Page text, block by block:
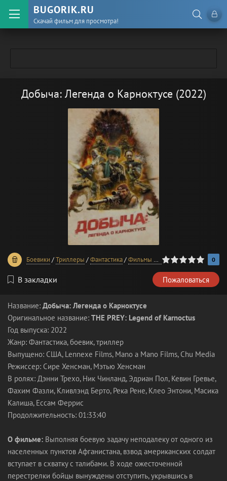
BUGORIK.RU
Скачай фильм для просмотра!
Добыча: Легенда о Карноктусе (2022)
Боевики /Триллеры /Фантастика/Фильмы 2022 года
0 1 2 3 4 5 0
В закладки Пожаловаться
Название: Добыча: Легенда о Карноктусе
Оригинальное название: THE PREY: Legend of Karnoctus
Год выпуска: 2022
Жанр: Фантастика, боевик, триллер
Выпущено: США, Lennexe Films, Mano a Mano Films, Chu Media
Режиссер: Сире Хенсман, Мэтью Хенсман
В ролях: Дэнни Трехо, Ник Чинланд, Эдриан Пол, Кевин Гревье,
Фахим Фазли, Кливлэнд Берто, Река Рене, Клео Энтони, Масика
Калиша, Ессам Феррис
Продолжительность: 01:33:40
О фильме: Выполняя боевую задачу неподалеку от одного из
населенных пунктов Афганистана, взвод американских солдат
вступает в схватку с талибами. В ходе ожесточенной
перестрелки бойцы вынуждены отступить, укрывшись в